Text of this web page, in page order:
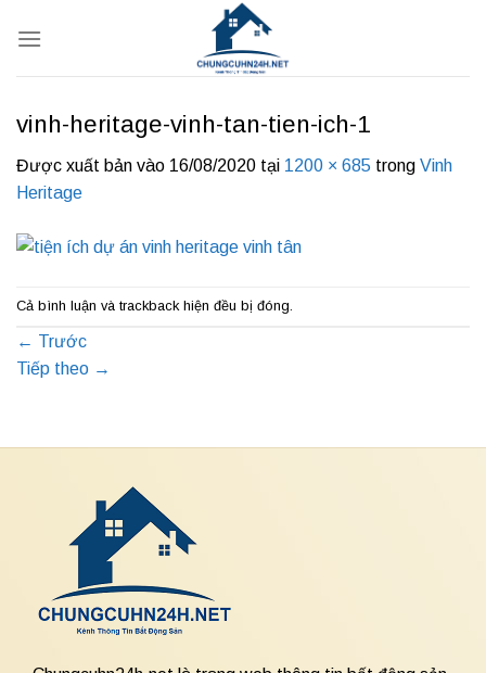
qua
vinh-heritage-vinh-tan-tien-ich-1
Được xuất bản vào 16/08/2020 tại 1200 × 685 trong Vinh
Heritage
Cả bình luận và trackback hiện đều bị đóng.
← Trước
Tiếp theo →